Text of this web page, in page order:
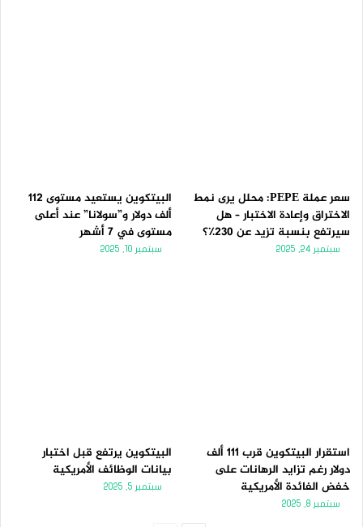
سعر عملة PEPE: محلل يرى نمط
الاختراق وإعادة الاختبار – هل
سيرتفع بنسبة تزيد عن 230٪؟
سبتمبر 24, 2025
البيتكوين يستعيد مستوى 112
ألف دولار و”سولانا” عند أعلى
مستوى في 7 أشهر
سبتمبر 10, 2025
استقرار البيتكوين قرب 111 ألف
دولار رغم تزايد الرهانات على
خفض الفائدة الأمريكية
سبتمبر 8, 2025
البيتكوين يرتفع قبل اختبار
بيانات الوظائف الأمريكية
سبتمبر 5, 2025